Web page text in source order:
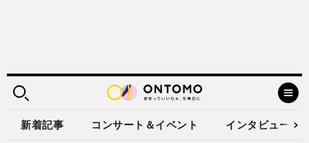
新着記事 コンサート＆イベント インタビュー